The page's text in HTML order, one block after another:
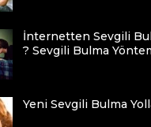
İnternetten Sevgili
? Sevgili Bulma
Yeni Sevgili Bulma